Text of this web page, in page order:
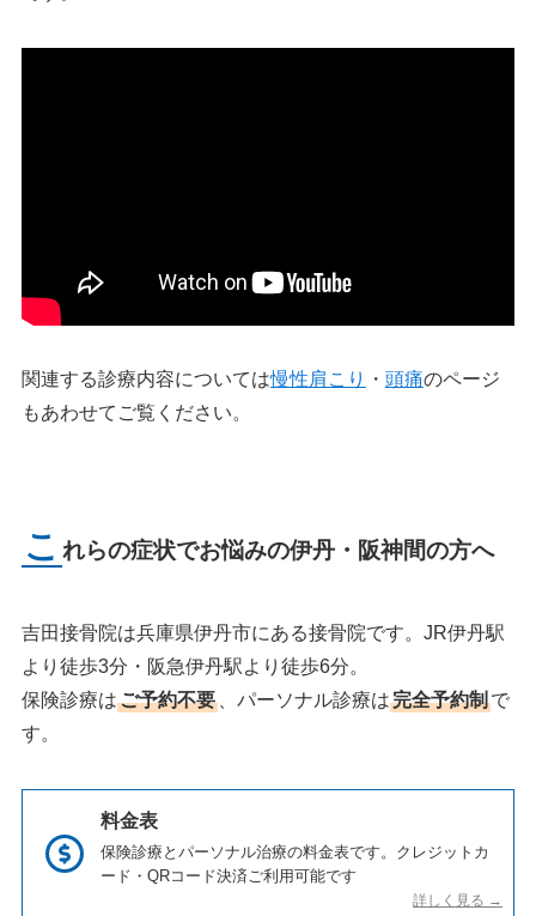
関連する診療内容については慢性肩こり ・ 頭痛のページ
もあわせてご覧ください。
こ れらの症状でお悩みの伊丹・阪神間の方へ
吉田接骨院は兵庫県伊丹市にある接骨院です。JR伊丹駅
より徒歩3分・阪急伊丹駅より徒歩6分。
保険診療はご予約不要、パーソナル診療は完全予約制で
す。
保険診療とパーソナル治療の料金表です。クレジットカ
ード・QRコード決済ご利用可能です
料金表